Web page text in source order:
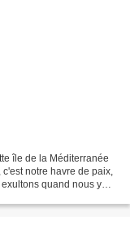
île de la Méditerranée
notre havre de paix,
quand nous y